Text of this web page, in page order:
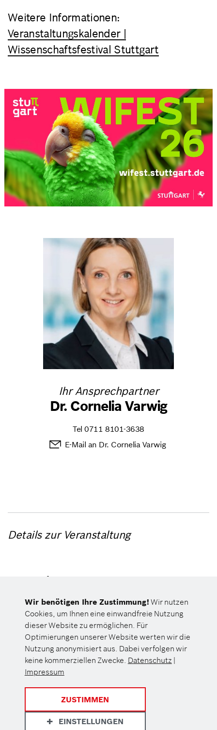
Weitere Informationen:
Veranstaltungskalender |
Wissenschaftsfestival Stuttgart
Ihr Ansprechpartner
Dr. Cornelia Varwig
Tel 0711 8101-3638
E-Mail an Dr. Cornelia Varwig
Details zur Veranstaltung
Veranstalter
Landeshauptstadt Stuttgart
Wir benötigen Ihre Zustimmung! Wir nutzen
Cookies, um Ihnen eine einwandfreie Nutzung
dieser Website zu ermöglichen. Für
Optimierungen unserer Website werten wir die
Nutzung anonymisiert aus. Dabei verfolgen wir
keine kommerziellen Zwecke. Datenschutz |
Impressum
ZUSTIMMEN
EINSTELLUNGEN